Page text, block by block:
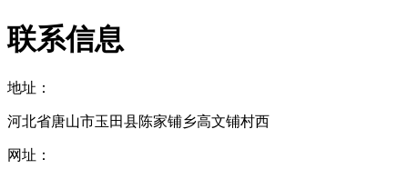
联系信息
地址：
河北省唐山市玉田县陈家铺乡高文铺村西
网址：